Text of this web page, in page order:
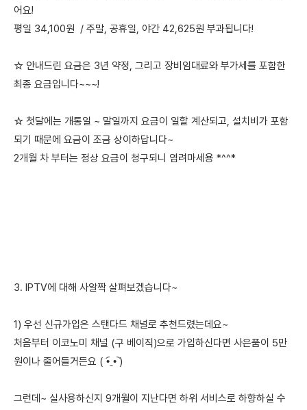
어요!
평일 34,100원 / 주말, 공휴일, 야간 42,625원 부과됩니다!
☆ 안내드린 요금은 3년 약정, 그리고 장비임대료와 부가세를 포함한
최종 요금입니다~~~!
☆ 첫달에는 개통일 ~ 말일까지 요금이 일할 계산되고, 설치비가 포함
되기 때문에 요금이 조금 상이하답니다~
2개월 차 부터는 정상 요금이 청구되니 염려마세용 *^^*
3. IPTV에 대해 사알짝 살펴보겠습니다~
1) 우선 신규가입은 스탠다드 채널로 추천드렸는데요~
처음부터 이코노미 채널 (구 베이직)으로 가입하신다면 사은품이 5만
원이나 줄어들거든요 ( •︠ˍ•︡ )
그런데~ 실사용하신지 9개월이 지난다면 하위 서비스로 하향하실 수